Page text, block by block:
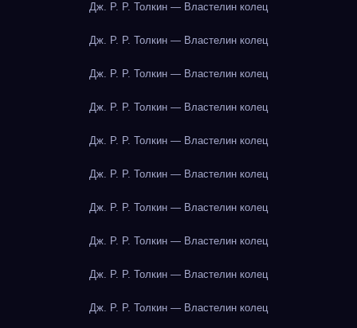
Дж. Р. Р. Толкин — Властелин колец
Дж. Р. Р. Толкин — Властелин колец
Дж. Р. Р. Толкин — Властелин колец
Дж. Р. Р. Толкин — Властелин колец
Дж. Р. Р. Толкин — Властелин колец
Дж. Р. Р. Толкин — Властелин колец
Дж. Р. Р. Толкин — Властелин колец
Дж. Р. Р. Толкин — Властелин колец
Дж. Р. Р. Толкин — Властелин колец
Дж. Р. Р. Толкин — Властелин колец